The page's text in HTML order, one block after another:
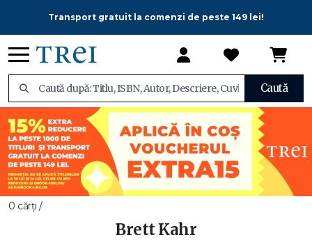
Transport gratuit la comenzi de peste 149 lei!
Caută
0 cărți /
Brett Kahr